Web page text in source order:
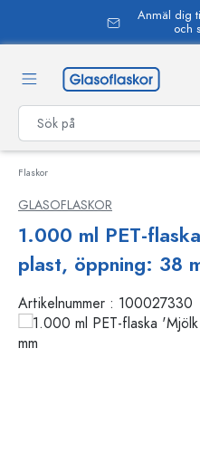
Anmäl dig
och
Flaskor
GLASOFLASKOR
1.000 ml PET-
plast, öppning: 38
Artikelnummer : 100027330